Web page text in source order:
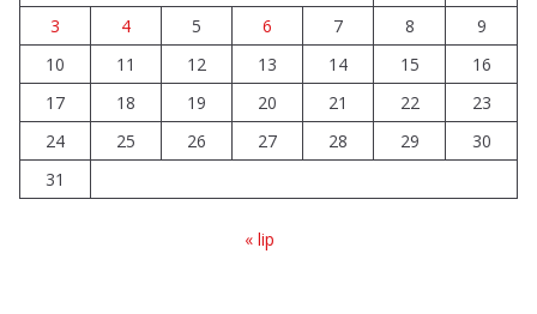
3
4 5 6 7 8
9
10
11 12 13 14 15
16
17
18 19 20 21 22
23
24
25 26 27 28 29
30
31
« lip